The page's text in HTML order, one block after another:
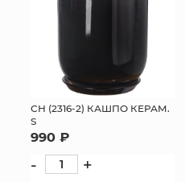
СН (2316-2) КАШПО КЕРАМ.
S
990 ₽
- +